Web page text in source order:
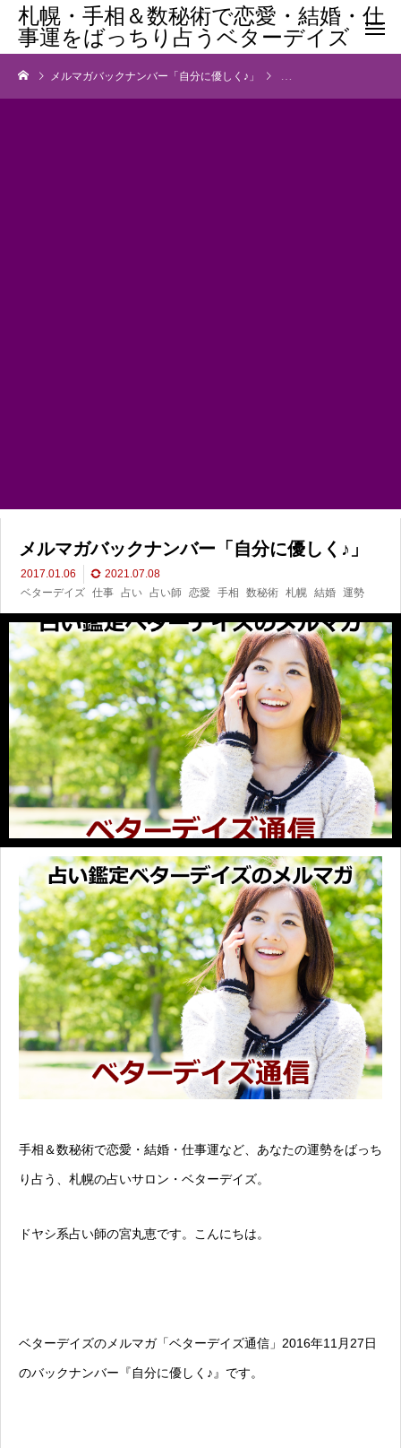
札幌・手相＆数秘術で恋愛・結婚・仕
事運をばっちり占うベターデイズ
メルマガバックナンバー「自分に優しく♪」 メルマガバックナンバー
メルマガバックナンバー「自分に優しく♪」
2017.01.06
2021.07.08
ベターデイズ 仕事 占い 占い師 恋愛 手相 数秘術 札幌 結婚 運勢
手相＆数秘術で恋愛・結婚・仕事運など、あなたの運勢をばっち
り占う、札幌の占いサロン・ベターデイズ。
ドヤシ系占い師の宮丸恵です。こんにちは。
ベターデイズのメルマガ「ベターデイズ通信」2016年11月27日
のバックナンバー『自分に優しく♪』です。